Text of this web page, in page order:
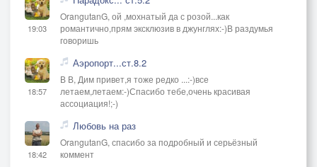
19:03
OrangutanG, ой ,мохнатый да с розой...как
романтично,прям эксклюзив в джунглях:-)В раздумья
говоришь
18:57
Аэропорт...ст.8.2
В В, Дим привет,я тоже редко ...:-)все
летаем,летаем:-)Спасибо тебе,очень красивая
ассоциация!;-)
18:42
Любовь на раз
OrangutanG, спасибо за подробный и серьёзный
коммент